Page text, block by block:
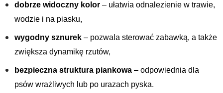
dobrze widoczny kolor– ułatwia odnalezienie w trawie,
wodzie i na piasku,
wygodny sznurek– pozwala sterować zabawką, a także
zwiększa dynamikę rzutów,
bezpieczna struktura piankowa– odpowiednia dla
psów wrażliwych lub po urazach pyska.